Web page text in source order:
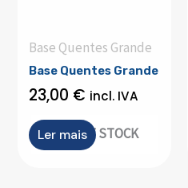
Base Quentes Grande
OUT OF STOCK
Base Quentes Grande
23,00 € incl. IVA
Ler mais